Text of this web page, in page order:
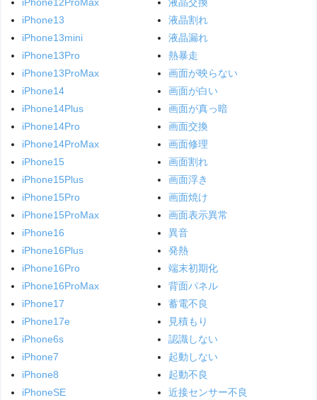
iPhone13
iPhone13mini
iPhone13Pro
iPhone13ProMax
iPhone14
iPhone14Plus
iPhone14Pro
iPhone14ProMax
iPhone15
iPhone15Plus
iPhone15Pro
iPhone15ProMax
iPhone16
iPhone16Plus
iPhone16Pro
iPhone16ProMax
iPhone17
iPhone17e
iPhone6s
iPhone7
iPhone8
iPhoneSE
液晶割れ
液晶漏れ
熱暴走
画面が映らない
画面が白い
画面が真っ暗
画面交換
画面修理
画面割れ
画面浮き
画面焼け
画面表示異常
異音
発熱
端末初期化
背面パネル
蓄電不良
見積もり
認識しない
起動しない
起動不良
近接センサー不良